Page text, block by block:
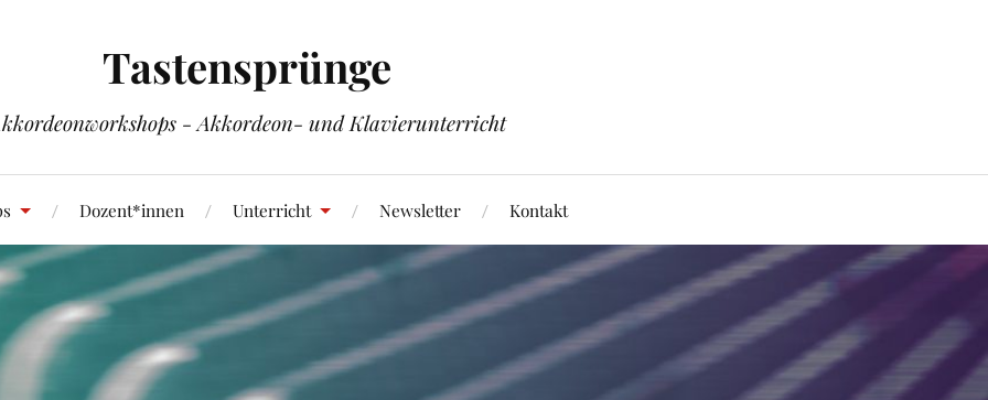
Tastensprünge
- Akkordeon- und Klavierunterricht
Dozent*innen Unterricht Newsletter Kontakt